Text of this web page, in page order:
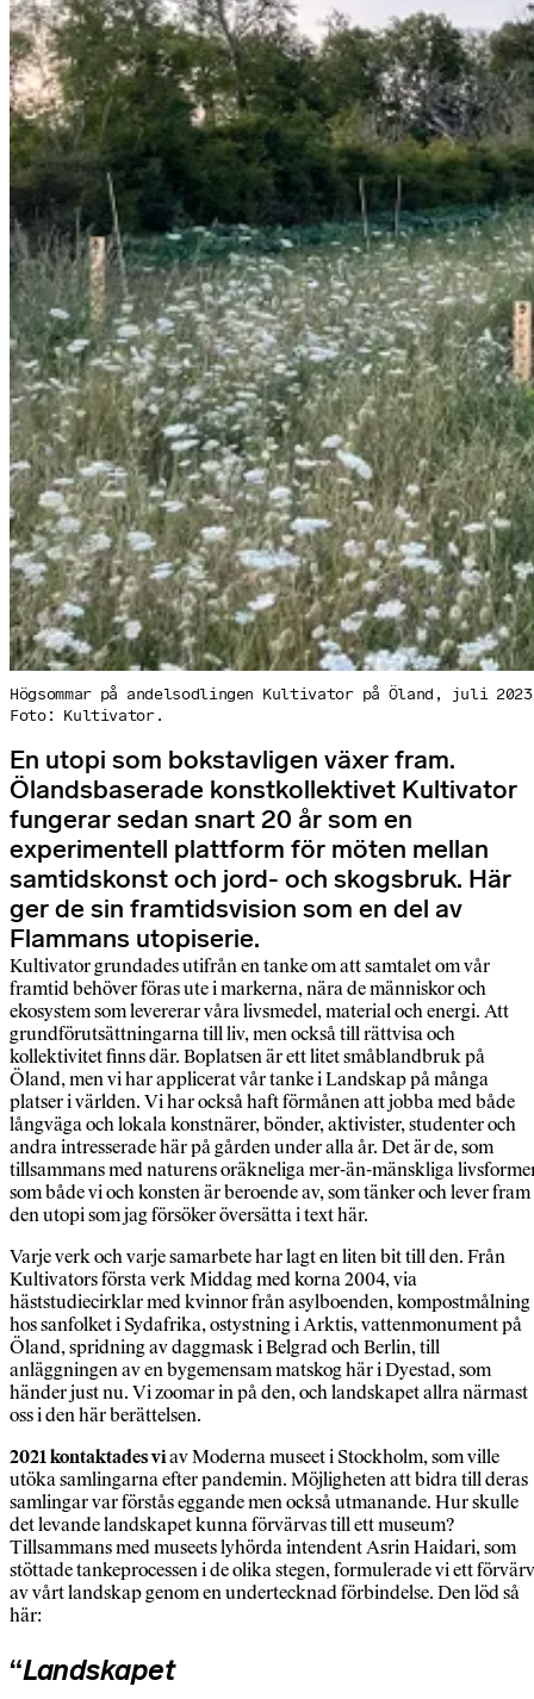
Högsommar på andelsodlingen Kultivator på Öland, juli
Foto: Kultivator.
En utopi som bokstavligen växer fram.
Ölandsbaserade konstkollektivet Kultivator
fungerar sedan snart 20 år som en
experimentell plattform för möten mellan
samtidskonst och jord- och skogsbruk. Här
ger de sin framtidsvision som en del av
Flammans utopiserie.
Kultivator grundades utifrån en tanke om att samtalet om vår
framtid behöver föras ute i markerna, nära de människor och
ekosystem som levererar våra livsmedel, material och energi. Att
grundförutsättningarna till liv, men också till rättvisa och
kollektivitet finns där. Boplatsen är ett litet småblandbruk på
Öland, men vi har applicerat vår tanke i Landskap på många
platser i världen. Vi har också haft förmånen att jobba med både
långväga och lokala konstnärer, bönder, aktivister, studenter och
andra intresserade här på gården under alla år. Det är de, som
tillsammans med naturens oräkneliga mer-än-mänskliga
som både vi och konsten är beroende av, som tänker och lever fram
den utopi som jag försöker översätta i text här.
Varje verk och varje samarbete har lagt en liten bit till den. Från
Kultivators första verk Middag med korna 2004, via
häststudiecirklar med kvinnor från asylboenden, kompostmålning
hos sanfolket i Sydafrika, ostystning i Arktis, vattenmonument på
Öland, spridning av daggmask i Belgrad och Berlin, till
anläggningen av en bygemensam matskog här i Dyestad, som
händer just nu. Vi zoomar in på den, och landskapet allra närmast
oss i den här berättelsen.
2021 kontaktades viav Moderna museet i Stockholm, som ville
utöka samlingarna efter pandemin. Möjligheten att bidra till deras
samlingar var förstås eggande men också utmanande. Hur skulle
det levande landskapet kunna förvärvas till ett museum?
Tillsammans med museets lyhörda intendent Asrin Haidari, som
stöttade tankeprocessen i de olika stegen, formulerade vi ett förvärv
av vårt landskap genom en undertecknad förbindelse. Den löd så
här:
“Landskapet